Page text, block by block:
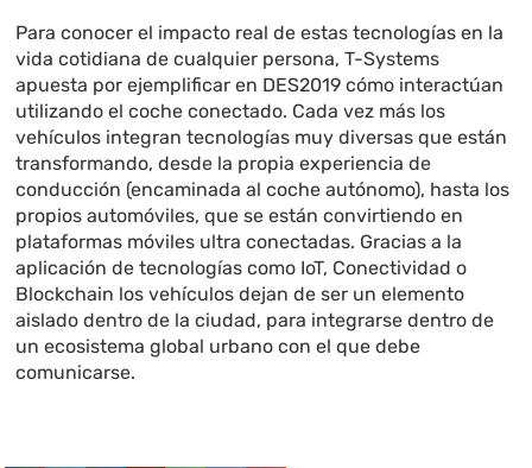
Para conocer el impacto real de estas tecnologías en la
vida cotidiana de cualquier persona, T-Systems
apuesta por ejemplificar en DES2019 cómo interactúan
utilizando el coche conectado. Cada vez más los
vehículos integran tecnologías muy diversas que están
transformando, desde la propia experiencia de
conducción (encaminada al coche autónomo), hasta los
propios automóviles, que se están convirtiendo en
plataformas móviles ultra conectadas. Gracias a la
aplicación de tecnologías como IoT, Conectividad o
Blockchain los vehículos dejan de ser un elemento
aislado dentro de la ciudad, para integrarse dentro de
un ecosistema global urbano con el que debe
comunicarse.